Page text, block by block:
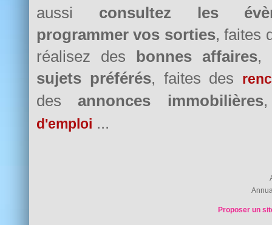
aussi consultez les
programmer vos sorties, faites
réalisez des
bonnes affaires,
sujets préférés, faites des
desannonces immobilières
d'emploi ...
Proposer un